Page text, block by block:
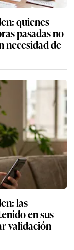
quienes
pasadas no
necesidad de
las
en sus
validación